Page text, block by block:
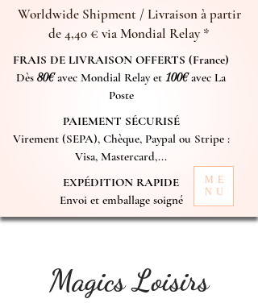
Worldwide Shipment / Livraison à partir
de 4,40 € via Mondial Relay *
FRAIS DE LIVRAISON OFFERTS (France)
Dès 80€avec Mondial Relay et 100€avec La
Poste
PAIEMENT SÉCURISÉ
Virement (SEPA), Chèque, Paypal ou Stripe :
Visa, Mastercard,...
EXPÉDITION RAPIDE
Envoi et emballage soigné
ME
NU
Magics Loisirs